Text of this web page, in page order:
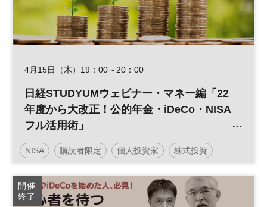
4月15日（木）19：00～20：00
日経STUDYUMウェビナー・マネー編「22
年度から大改正！公的年金・iDeCo・NISA
フル活用術」
NISA 購読者限定 個人投資家 株式投資
マネー 資産形成 人生100年 iDeCo 参加無料
平日夜開催
開催
終了